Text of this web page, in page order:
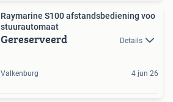
Raymarine S100 afstandsbediening voo
stuurautomaat
Gereserveerd Details
Valkenburg 4 jun 26